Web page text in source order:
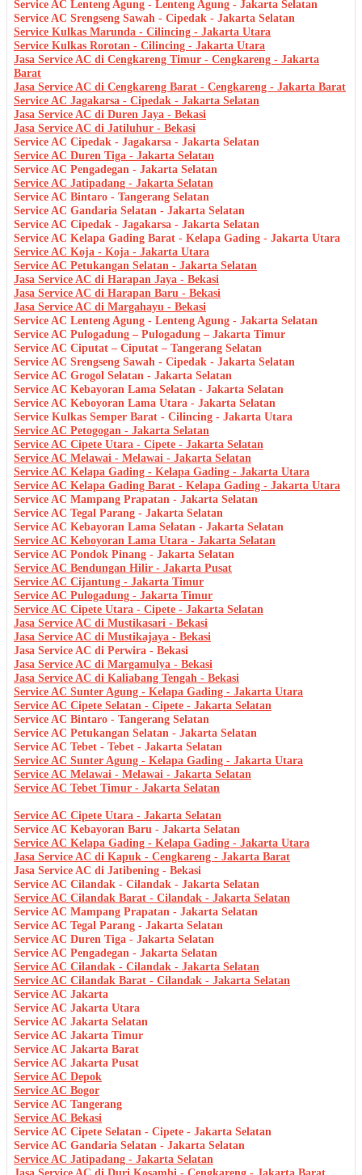
Service AC Lenteng Agung - Lenteng Agung - Jakarta Selatan
Service AC Srengseng Sawah - Cipedak - Jakarta Selatan
Service Kulkas Marunda - Cilincing - Jakarta Utara
Service Kulkas Rorotan - Cilincing - Jakarta Utara
Jasa Service AC di Cengkareng Timur - Cengkareng - Jakarta
Barat
Jasa Service AC di Cengkareng Barat - Cengkareng - Jakarta Barat
Service AC Jagakarsa - Cipedak - Jakarta Selatan
Jasa Service AC di Duren Jaya - Bekasi
Jasa Service AC di Jatiluhur - Bekasi
Service AC Cipedak - Jagakarsa - Jakarta Selatan
Service AC Duren Tiga - Jakarta Selatan
Service AC Pengadegan - Jakarta Selatan
Service AC Jatipadang - Jakarta Selatan
Service AC Bintaro - Tangerang Selatan
Service AC Gandaria Selatan - Jakarta Selatan
Service AC Cipedak - Jagakarsa - Jakarta Selatan
Service AC Kelapa Gading Barat - Kelapa Gading - Jakarta Utara
Service AC Koja - Koja - Jakarta Utara
Service AC Petukangan Selatan - Jakarta Selatan
Jasa Service AC di Harapan Jaya - Bekasi
Jasa Service AC di Harapan Baru - Bekasi
Jasa Service AC di Margahayu - Bekasi
Service AC Lenteng Agung - Lenteng Agung - Jakarta Selatan
Service AC Pulogadung – Pulogadung – Jakarta Timur
Service AC Ciputat – Ciputat – Tangerang Selatan
Service AC Srengseng Sawah - Cipedak - Jakarta Selatan
Service AC Grogol Selatan - Jakarta Selatan
Service AC Kebayoran Lama Selatan - Jakarta Selatan
Service AC Keboyoran Lama Utara - Jakarta Selatan
Service Kulkas Semper Barat - Cilincing - Jakarta Utara
Service AC Petogogan - Jakarta Selatan
Service AC Cipete Utara - Cipete - Jakarta Selatan
Service AC Melawai - Melawai - Jakarta Selatan
Service AC Kelapa Gading - Kelapa Gading - Jakarta Utara
Service AC Kelapa Gading Barat - Kelapa Gading - Jakarta Utara
Service AC Mampang Prapatan - Jakarta Selatan
Service AC Tegal Parang - Jakarta Selatan
Service AC Kebayoran Lama Selatan - Jakarta Selatan
Service AC Keboyoran Lama Utara - Jakarta Selatan
Service AC Pondok Pinang - Jakarta Selatan
Service AC Bendungan Hilir - Jakarta Pusat
Service AC Cijantung - Jakarta Timur
Service AC Pulogadung - Jakarta Timur
Service AC Cipete Utara - Cipete - Jakarta Selatan
Jasa Service AC di Mustikasari - Bekasi
Jasa Service AC di Mustikajaya - Bekasi
Jasa Service AC di Perwira - Bekasi
Jasa Service AC di Margamulya - Bekasi
Jasa Service AC di Kaliabang Tengah - Bekasi
Service AC Sunter Agung - Kelapa Gading - Jakarta Utara
Service AC Cipete Selatan - Cipete - Jakarta Selatan
Service AC Bintaro - Tangerang Selatan
Service AC Petukangan Selatan - Jakarta Selatan
Service AC Tebet - Tebet - Jakarta Selatan
Service AC Sunter Agung - Kelapa Gading - Jakarta Utara
Service AC Melawai - Melawai - Jakarta Selatan
Service AC Tebet Timur - Jakarta Selatan
Service AC Cipete Utara - Jakarta Selatan
Service AC Kebayoran Baru - Jakarta Selatan
Service AC Kelapa Gading - Kelapa Gading - Jakarta Utara
Jasa Service AC di Kapuk - Cengkareng - Jakarta Barat
Jasa Service AC di Jatibening - Bekasi
Service AC Cilandak - Cilandak - Jakarta Selatan
Service AC Cilandak Barat - Cilandak - Jakarta Selatan
Service AC Mampang Prapatan - Jakarta Selatan
Service AC Tegal Parang - Jakarta Selatan
Service AC Duren Tiga - Jakarta Selatan
Service AC Pengadegan - Jakarta Selatan
Service AC Cilandak - Cilandak - Jakarta Selatan
Service AC Cilandak Barat - Cilandak - Jakarta Selatan
Service AC Jakarta
Service AC Jakarta Utara
Service AC Jakarta Selatan
Service AC Jakarta Timur
Service AC Jakarta Barat
Service AC Jakarta Pusat
Service AC Depok
Service AC Bogor
Service AC Tangerang
Service AC Bekasi
Service AC Cipete Selatan - Cipete - Jakarta Selatan
Service AC Gandaria Selatan - Jakarta Selatan
Service AC Jatipadang - Jakarta Selatan